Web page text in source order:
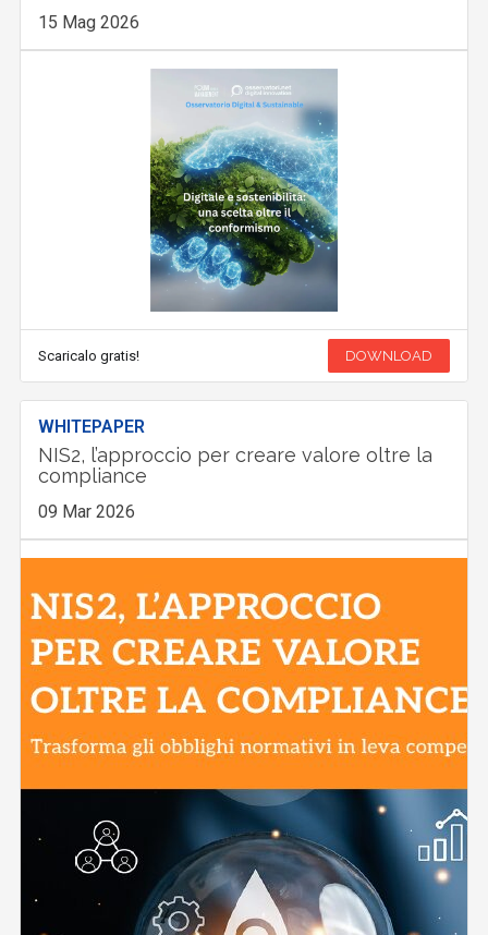
15 Mag 2026
Scaricalo gratis! DOWNLOAD
WHITEPAPER
NIS2, l’approccio per creare valore oltre la
compliance
09 Mar 2026